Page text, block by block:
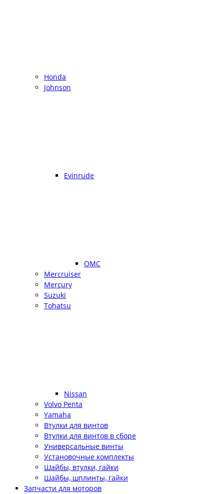
Honda
Johnson
Evinrude
OMC
Mercruiser
Mercury
Suzuki
Tohatsu
Nissan
Volvo Penta
Yamaha
Втулки для винтов
Втулки для винтов в сборе
Универсальные винты
Установочные комплекты
Шайбы, втулки, гайки
Шайбы, шплинты, гайки
Запчасти для моторов